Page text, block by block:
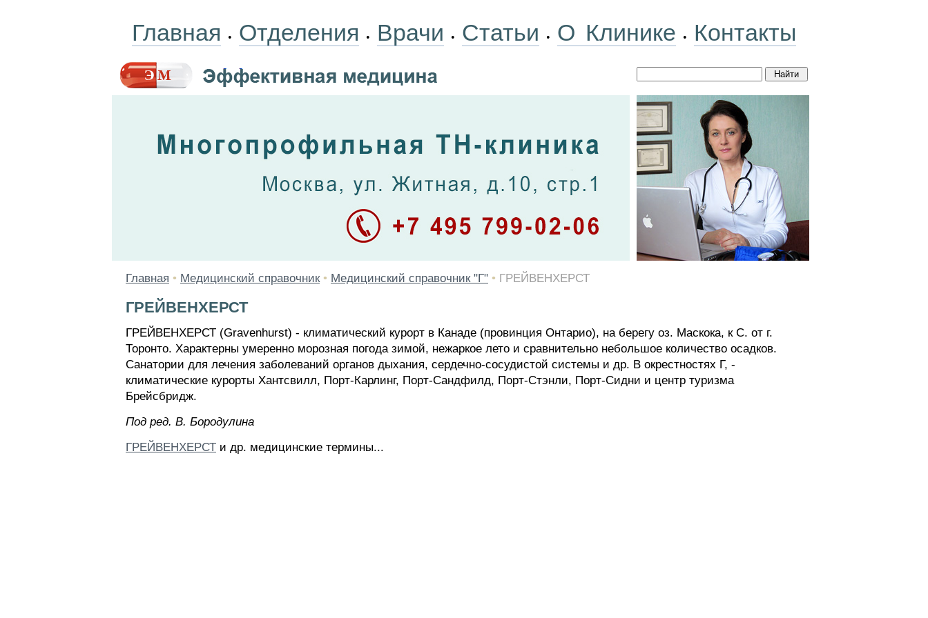
Главная • Отделения • Врачи • Статьи • О Клинике • Контакты
Главная • Медицинский справочник • Медицинский справочник "Г" • ГРЕЙВЕНХЕРСТ
ГРЕЙВЕНХЕРСТ
ГРЕЙВЕНХЕРСТ (Gravenhurst) - климатический курорт в Канаде (провинция Онтарио), на берегу оз. Маскока, к С. от г.
Торонто. Характерны умеренно морозная погода зимой, нежаркое лето и сравнительно небольшое количество осадков.
Санатории для лечения заболеваний органов дыхания, сердечно-сосудистой системы и др. В окрестностях Г, -
климатические курорты Хантсвилл, Порт-Карлинг, Порт-Сандфилд, Порт-Стэнли, Порт-Сидни и центр туризма
Брейсбридж.
Пoд peд. B. Бopoдyлинa
ГРЕЙВЕНХЕРСТ и др. медицинские термины...